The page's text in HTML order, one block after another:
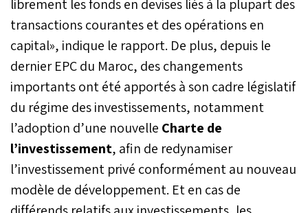
librement les fonds en devises liés à la plupart des
transactions courantes et des opérations en
capital», indique le rapport. De plus, depuis le
dernier EPC du Maroc, des changements
importants ont été apportés à son cadre législatif
du régime des investissements, notamment
l’adoption d’une nouvelle Charte de
l’investissement, afin de redynamiser
l’investissement privé conformément au nouveau
modèle de développement. Et en cas de